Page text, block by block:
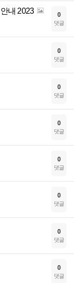
내 2023 0
댓글
0
댓글
0
댓글
0
댓글
0
댓글
0
댓글
0
댓글
0
댓글